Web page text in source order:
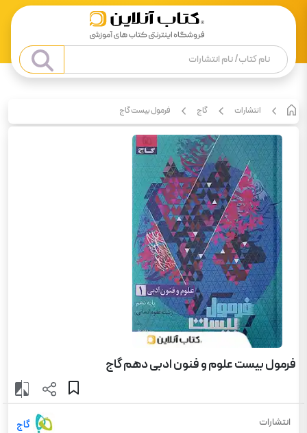
انتشارات گاج فرمول بیست گاج
فرمول بیست علوم و فنون ادبی دهم گاج
انتشارات
گاج